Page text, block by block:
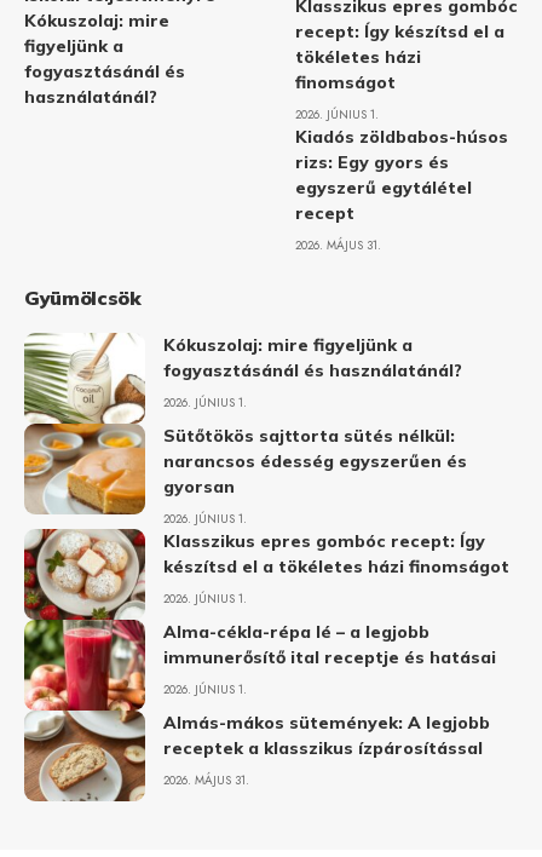
Kókuszolaj: mire
figyeljünk a
fogyasztásánál és
használatánál?
Klasszikus epres gombóc
recept: Így készítsd el a
tökéletes házi
finomságot
2026. JÚNIUS 1.
Kiadós zöldbabos-húsos
rizs: Egy gyors és
egyszerű egytálétel
recept
2026. MÁJUS 31.
Gyümölcsök
Kókuszolaj: mire figyeljünk a
fogyasztásánál és használatánál?
2026. JÚNIUS 1.
Sütőtökös sajttorta sütés nélkül:
narancsos édesség egyszerűen és
gyorsan
2026. JÚNIUS 1.
Klasszikus epres gombóc recept: Így
készítsd el a tökéletes házi finomságot
2026. JÚNIUS 1.
Alma-cékla-répa lé – a legjobb
immunerősítő ital receptje és hatásai
2026. JÚNIUS 1.
Almás-mákos sütemények: A legjobb
receptek a klasszikus ízpárosítással
2026. MÁJUS 31.